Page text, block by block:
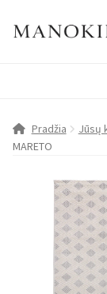
Patarimai
Apie mus
Pradžia Jūsų
MARETO